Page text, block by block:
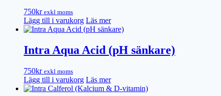
750kr exkl moms
Lägg till i varukorg Läs mer
Intra Aqua Acid (pH sänkare)
750kr exkl moms
Lägg till i varukorg Läs mer